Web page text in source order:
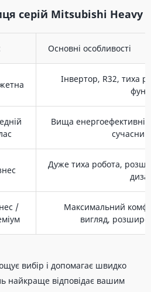
серій Mitsubishi Heavy
Основні особливості
Інвертор, R32, тиха
Вища
Дуже тиха робота,
/
Максимальний
вигляд,
вибір і допомагає швидко
найкраще відповідає вашим